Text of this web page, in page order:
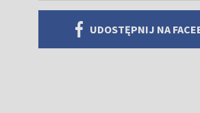
UDOSTĘPNIJ NA